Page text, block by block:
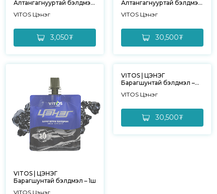
Алтангагнууртай бэлдмэл
VITOS Цэнэг
3,050₮
Алтангагнууртай бэлдмэл
VITOS Цэнэг
30,500₮
VITOS | ЦЭНЭГ
Барагшунтай бэлдмэл – 1ш
VITOS Цэнэг
VITOS | ЦЭНЭГ
Барагшунтай бэлдмэл –
VITOS Цэнэг
30,500₮